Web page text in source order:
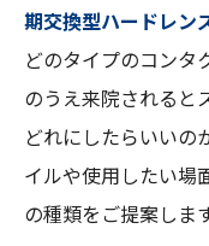
期交換型ハードレン
どのタイプのコンタ
のうえ来院されると
どれにしたらいいの
イルや使用したい場
の種類をご提案しま